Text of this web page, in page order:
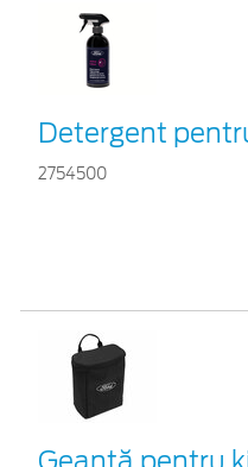
Detergent
2754500
Geantă pentru